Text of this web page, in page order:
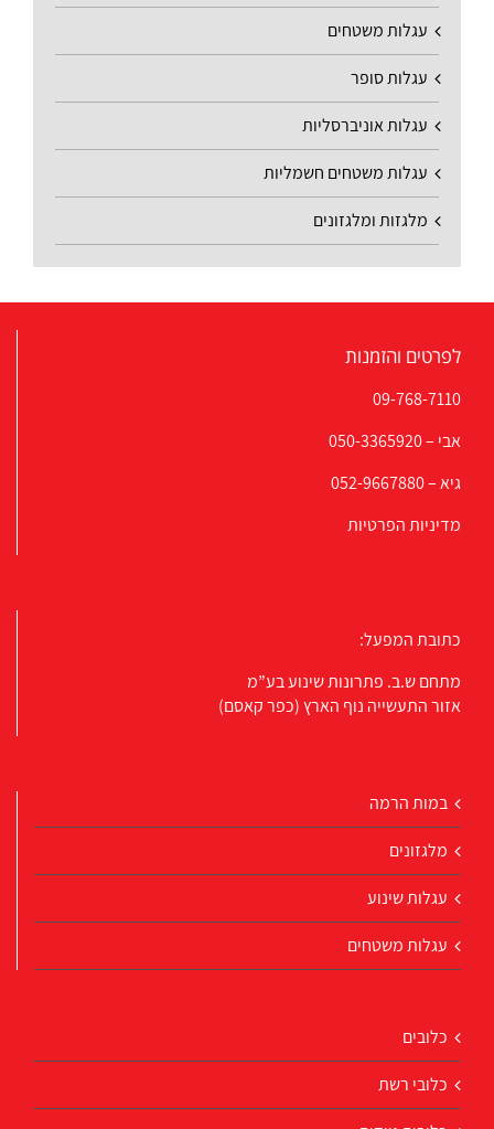
עגלות משטחים
עגלות סופר
עגלות אוניברסליות
עגלות משטחים חשמליות
מלגזות ומלגזונים
לפרטים והזמנות
09-768-7110
אבי –050-3365920
גיא –052-9667880
מדיניות הפרטיות
כתובת המפעל:
מתחם ש.ב. פתרונות שינוע בע”מ
אזור התעשייה נוף הארץ (כפר קאסם)
במות הרמה
מלגזונים
עגלות שינוע
עגלות משטחים
כלובים
כלובי רשת